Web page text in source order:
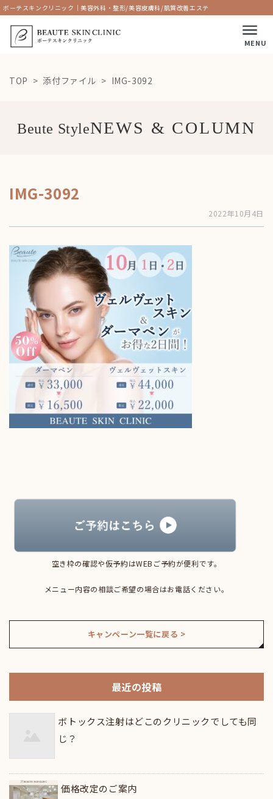
ボーテスキンクリニック｜美容外科・整形/美容皮膚科/肌質改善エステ
MENU
TOP 添付ファイル IMG-3092
Beute Style
IMG-3092
2022年10月4日
空き枠の確認や仮予約はWEBご予約が便利です。
メニュー内容の相談ご希望の場合はお電話ください。
キャンペーン一覧に戻る >
最近の投稿
ボトックス注射はどこのクリニックでしても同
じ？
価格改定のご案内